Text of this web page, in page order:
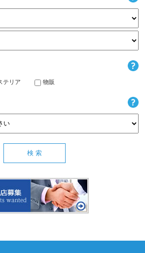
テリア 物販